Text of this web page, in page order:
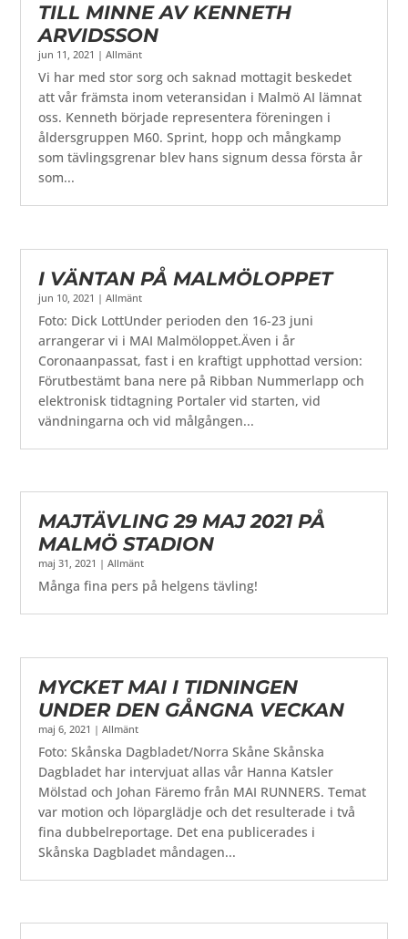
TILL MINNE AV KENNETH
ARVIDSSON
jun 11, 2021 |Allmänt
Vi har med stor sorg och saknad mottagit beskedet
att vår främsta inom veteransidan i Malmö AI lämnat
oss. Kenneth började representera föreningen i
åldersgruppen M60. Sprint, hopp och mångkamp
som tävlingsgrenar blev hans signum dessa första år
som...
I VÄNTAN PÅ MALMÖLOPPET
jun 10, 2021 |Allmänt
Foto: Dick LottUnder perioden den 16-23 juni
arrangerar vi i MAI Malmöloppet.Även i år
Coronaanpassat, fast i en kraftigt upphottad version:
Förutbestämt bana nere på Ribban Nummerlapp och
elektronisk tidtagning Portaler vid starten, vid
vändningarna och vid målgången...
MAJTÄVLING 29 MAJ 2021 PÅ
MALMÖ STADION
maj 31, 2021 |Allmänt
Många fina pers på helgens tävling!
MYCKET MAI I TIDNINGEN
UNDER DEN GÅNGNA VECKAN
maj 6, 2021 |Allmänt
Foto: Skånska Dagbladet/Norra Skåne Skånska
Dagbladet har intervjuat allas vår Hanna Katsler
Mölstad och Johan Färemo från MAI RUNNERS. Temat
var motion och löparglädje och det resulterade i två
fina dubbelreportage. Det ena publicerades i
Skånska Dagbladet måndagen...